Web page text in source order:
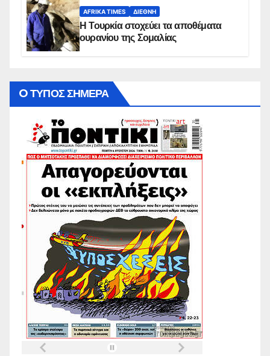
AFRIKA TIMES ΔΙΕΘΝΉ
Η Τουρκία στοχεύει τα αποθέματα
ουρανίου της Σομαλίας
O ΤΥΠΟΣ ΣΗΜΕΡΑ